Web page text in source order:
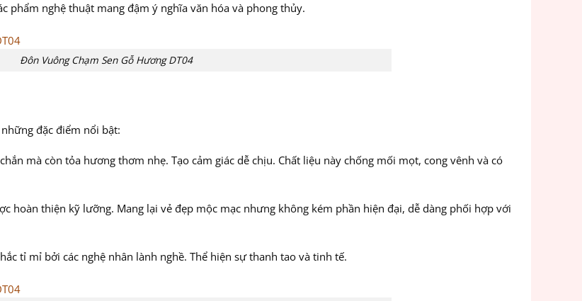
phẩm nghệ thuật mang đậm ý nghĩa văn hóa và phong thủy.
Đôn Vuông Chạm Sen Gỗ Hương DT04
đặc điểm nổi bật:
mà còn tỏa hương thơm nhẹ. Tạo cảm giác dễ chịu. Chất liệu này chống mối mọt, cong vênh và có
hoàn thiện kỹ lưỡng. Mang lại vẻ đẹp mộc mạc nhưng không kém phần hiện đại, dễ dàng phối hợp với
tỉ mỉ bởi các nghệ nhân lành nghề. Thể hiện sự thanh tao và tinh tế.